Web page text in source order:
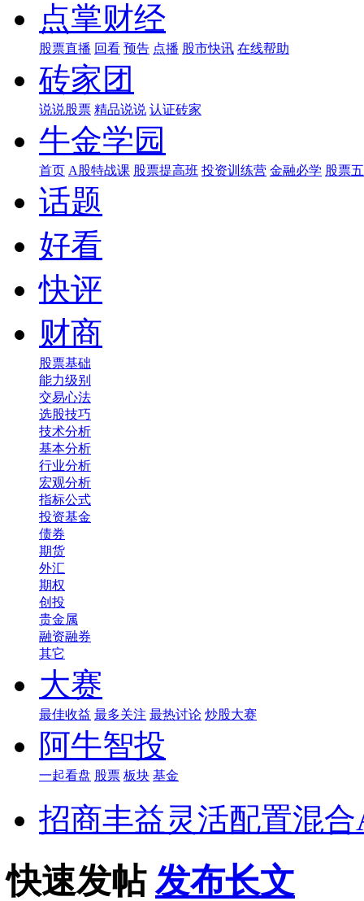
点掌财经
股票直播 回看 预告 点播 股市快讯 在线帮助
砖家团
说说股票 精品说说 认证砖家
牛金学园
首页 A股特战课 股票提高班 投资训练营 金融必学 股票
话题
好看
快评
财商
股票基础
能力级别
交易心法
选股技巧
技术分析
基本分析
行业分析
宏观分析
指标公式
投资基金
债券
期货
外汇
期权
创投
贵金属
融资融券
其它
大赛
最佳收益 最多关注 最热讨论 炒股大赛
阿牛智投
一起看盘 股票 板块 基金
招商丰益灵活配置混合
快速发帖 发布长文